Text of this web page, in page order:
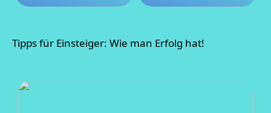
Tipps für Einsteiger: Wie man Erfolg hat!